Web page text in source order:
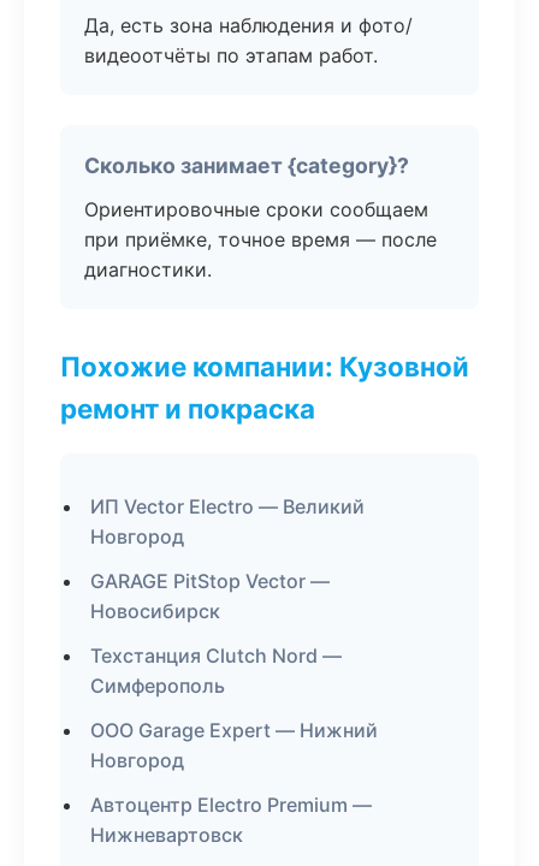
Да, есть зона наблюдения и фото/
видеоотчёты по этапам работ.
Сколько занимает {category}?
Ориентировочные сроки сообщаем
при приёмке, точное время — после
диагностики.
Похожие компании: Кузовной
ремонт и покраска
ИП Vector Electro — Великий
Новгород
GARAGE PitStop Vector —
Новосибирск
Техстанция Clutch Nord —
Симферополь
ООО Garage Expert — Нижний
Новгород
Автоцентр Electro Premium —
Нижневартовск